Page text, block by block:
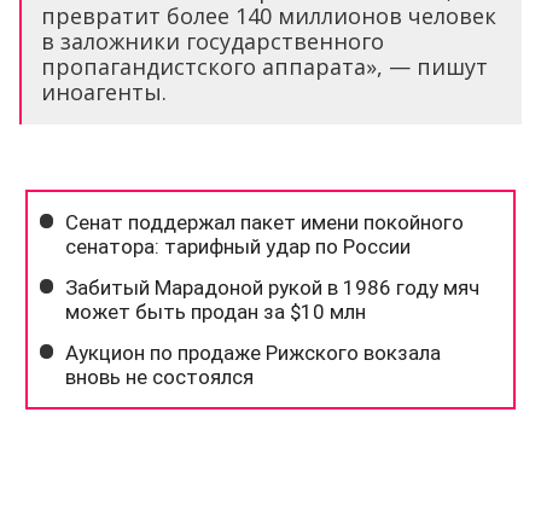
превратит более 140 миллионов человек
в заложники государственного
пропагандистского аппарата», — пишут
иноагенты.